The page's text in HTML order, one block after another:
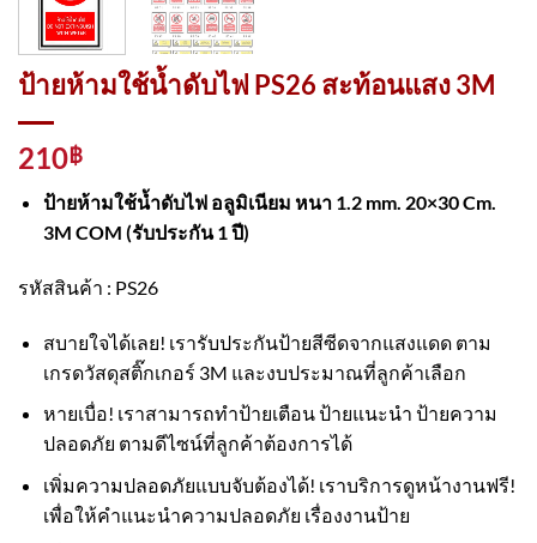
ป้ายห้ามใช้น้ำดับไฟ PS26 สะท้อนแสง 3M
210฿
ป้ายห้ามใช้น้ำดับไฟ อลูมิเนียม หนา 1.2 mm. 20×30 Cm.
3M COM (รับประกัน 1 ปี)
รหัสสินค้า : PS26
สบายใจได้เลย! เรารับประกันป้ายสีซีดจากแสงแดด ตาม
เกรดวัสดุสติ๊กเกอร์ 3M และงบประมาณที่ลูกค้าเลือก
หายเบื่อ! เราสามารถทำป้ายเตือน ป้ายแนะนำ ป้ายความ
ปลอดภัย ตามดีไซน์ที่ลูกค้าต้องการได้
เพิ่มความปลอดภัยแบบจับต้องได้! เราบริการดูหน้างานฟรี!
เพื่อให้คำแนะนำความปลอดภัย เรื่องงานป้าย